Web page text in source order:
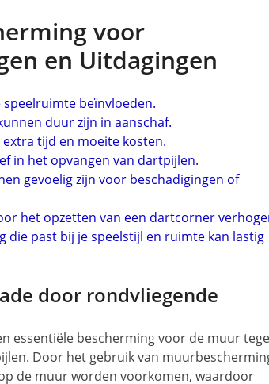
voor
en Uitdagingen
beïnvloeden.
duur zijn in aanschaf.
tijd en moeite kosten.
in het opvangen van dartpijlen.
gevoelig zijn voor beschadigingen of
het opzetten van een dartcorner
die past bij je speelstijl en ruimte kan lastig
door rondvliegende
essentiële bescherming voor de muur
Door het gebruik van
de muur worden voorkomen, waardoor